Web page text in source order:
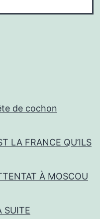
de cochon
LA FRANCE QU’ILS
À MOSCOU
SUITE